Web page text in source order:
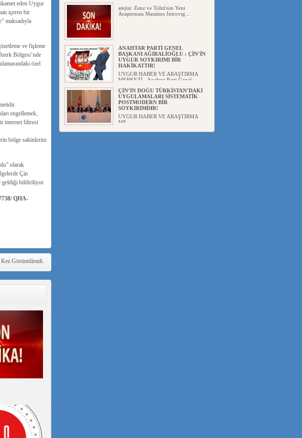
eden Uygur
içeren bir
maksadıyla
ve fişleme
Bölgesi’nde
özel
engellemek,
internet filtresi
bölge sakinlerini
olarak
Çin
geldiği bildiriliyor.
QHA-
Kez Görüntülendi.
atejisi: Zenz ve Tohti'nin Yeni
Araştırması Massimo Introvig...
ANAHTAR PARTİ GENEL
BAŞKANI AĞIRALİOĞLU : ÇİN’İN
UYGUR SOYKIRIMI BİR
HAKİKATTIR!
UYGUR HABER VE ARAŞTIRMA
MERKEZİ Anahtar Parti Genel
ÇİN’İN DOĞU TÜRKİSTAN’DAKİ
UYGULAMALARI SİSTEMATİK
POSTMODERN BİR
SOYKIRIMDIR!
UYGUR HABER VE ARAŞTIRMA
ME...
DİYANET AKADEMİSİ BAŞKANI